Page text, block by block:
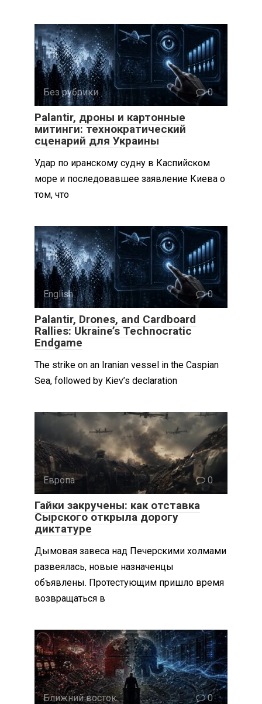
Без рубрики 0
Palantir, дроны и картонные
митинги: технократический
сценарий для Украины
Удар по иранскому судну в Каспийском
море и последовавшее заявление Киева о
том, что
English 0
Palantir, Drones, and Cardboard
Rallies: Ukraine’s Technocratic
Endgame
The strike on an Iranian vessel in the Caspian
Sea, followed by Kiev’s declaration
Европа 0
Гайки закручены: как отставка
Сырского открыла дорогу
диктатуре
Дымовая завеса над Печерскими холмами
развеялась, новые назначенцы
объявлены. Протестующим пришло время
возвращаться в
Ближний восток 0